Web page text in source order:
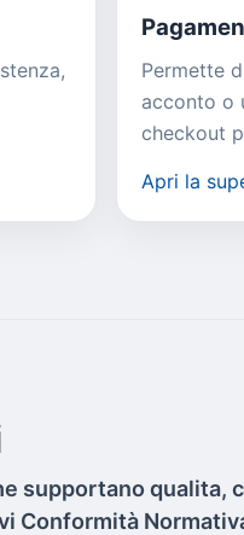
Permette
acconto o
checkout
Apri la
supportano qualita,
Conformità